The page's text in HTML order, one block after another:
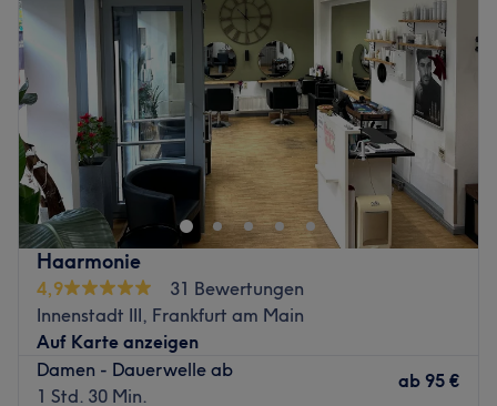
Haarmonie
4,9
31 Bewertungen
Innenstadt III, Frankfurt am Main
Auf Karte anzeigen
Damen - Dauerwelle ab
1 Std. 30 Min.
ab 95 €